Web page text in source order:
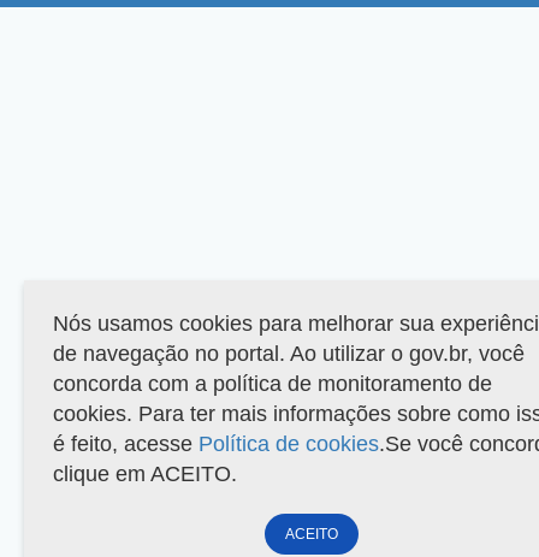
Nós usamos cookies para melhorar sua
de navegação no portal. Ao utilizar o gov.br, você
concorda com a política de monitoramento de
cookies. Para ter mais informações sobre como
é feito, acesse Política de cookies.Se você
clique em ACEITO.
ACEITO